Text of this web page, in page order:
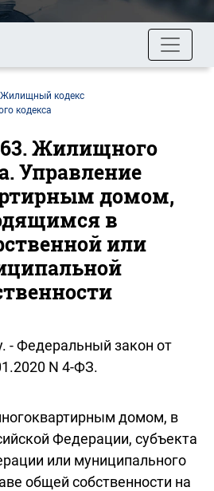
Жилищный кодекс
кодекса
Жилищного
Управление
домом,
в
или
- Федеральный закон от
N 4-ФЗ.
домом, в
Федерации, субъекта
или муниципального
общей собственности на